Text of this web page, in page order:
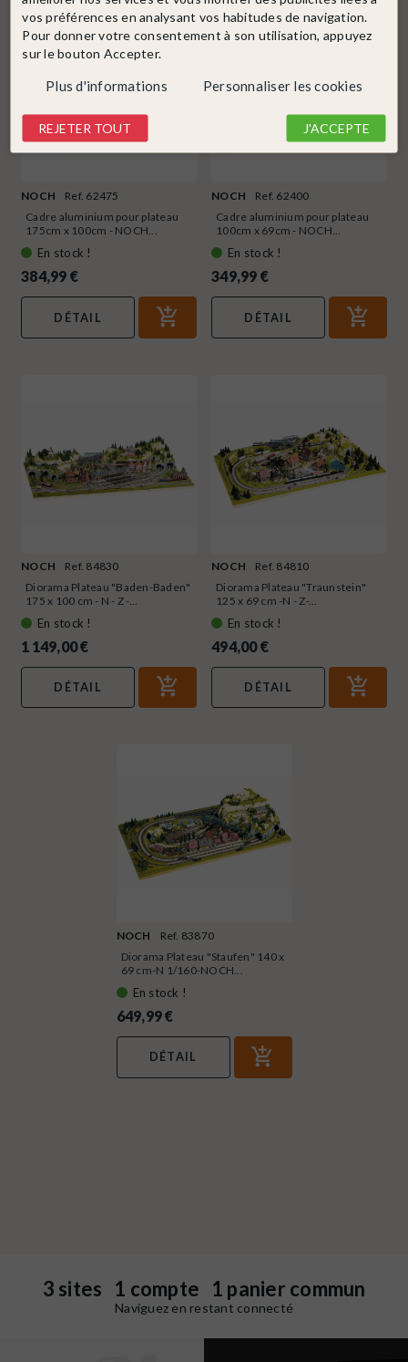
NOCH
Ref. 62475
Cadre aluminium pour plateau
175cm x 100cm - NOCH...
En stock !
384,99 €
DÉTAIL
NOCH
Ref. 62400
Cadre aluminium pour plateau
100cm x 69cm - NOCH...
En stock !
349,99 €
DÉTAIL
NOCH
Ref. 84830
Diorama Plateau "Baden-Baden"
175 x 100 cm - N - Z -...
En stock !
1 149,00 €
DÉTAIL
NOCH
Ref. 84810
Diorama Plateau "Traunstein"
125 x 69 cm -N - Z-...
En stock !
494,00 €
DÉTAIL
NOCH
Ref. 83870
Diorama Plateau "Staufen" 140 x
69 cm-N 1/160-NOCH...
En stock !
649,99 €
DÉTAIL
3 sites 1 compte 1 panier commun
Naviguez en restant connecté
vos préférences en analysant vos habitudes de navigation.
Pour donner votre consentement à son utilisation, appuyez
sur le bouton Accepter.
Plus d'informations Personnaliser les cookies
REJETER TOUT J'ACCEPTE